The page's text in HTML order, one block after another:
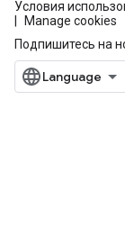
Условия
Manage cookies
Подпишитесь на